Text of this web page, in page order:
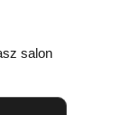
salon